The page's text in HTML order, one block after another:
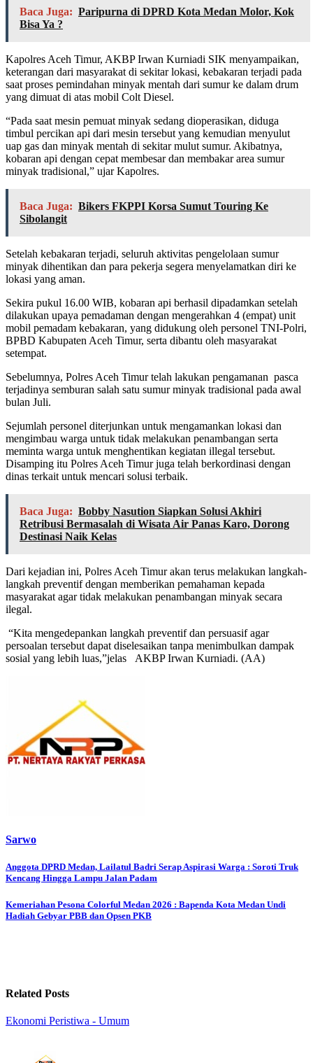
Baca Juga: Paripurna di DPRD Kota Medan Molor, Kok
Bisa Ya ?
Kapolres Aceh Timur, AKBP Irwan Kurniadi SIK menyampaikan,
keterangan dari masyarakat di sekitar lokasi, kebakaran terjadi pada
saat proses pemindahan minyak mentah dari sumur ke dalam drum
yang dimuat di atas mobil Colt Diesel.
“Pada saat mesin pemuat minyak sedang dioperasikan, diduga
timbul percikan api dari mesin tersebut yang kemudian menyulut
uap gas dan minyak mentah di sekitar mulut sumur. Akibatnya,
kobaran api dengan cepat membesar dan membakar area sumur
minyak tradisional,” ujar Kapolres.
Baca Juga: Bikers FKPPI Korsa Sumut Touring Ke
Sibolangit
Setelah kebakaran terjadi, seluruh aktivitas pengelolaan sumur
minyak dihentikan dan para pekerja segera menyelamatkan diri ke
lokasi yang aman.
Sekira pukul 16.00 WIB, kobaran api berhasil dipadamkan setelah
dilakukan upaya pemadaman dengan mengerahkan 4 (empat) unit
mobil pemadam kebakaran, yang didukung oleh personel TNI-Polri,
BPBD Kabupaten Aceh Timur, serta dibantu oleh masyarakat
setempat.
Sebelumnya, Polres Aceh Timur telah lakukan pengamanan pasca
terjadinya semburan salah satu sumur minyak tradisional pada awal
bulan Juli.
Sejumlah personel diterjunkan untuk mengamankan lokasi dan
mengimbau warga untuk tidak melakukan penambangan serta
meminta warga untuk menghentikan kegiatan illegal tersebut.
Disamping itu Polres Aceh Timur juga telah berkordinasi dengan
dinas terkait untuk mencari solusi terbaik.
Baca Juga: Bobby Nasution Siapkan Solusi Akhiri
Retribusi Bermasalah di Wisata Air Panas Karo, Dorong
Destinasi Naik Kelas
Dari kejadian ini, Polres Aceh Timur akan terus melakukan langkah-
langkah preventif dengan memberikan pemahaman kepada
masyarakat agar tidak melakukan penambangan minyak secara
ilegal.
“Kita mengedepankan langkah preventif dan persuasif agar
persoalan tersebut dapat diselesaikan tanpa menimbulkan dampak
sosial yang lebih luas,”jelas AKBP Irwan Kurniadi. (AA)
Sarwo
Post
navigation
Anggota DPRD Medan, Lailatul Badri Serap Aspirasi Warga : Soroti Truk
Kencang Hingga Lampu Jalan Padam
Kemeriahan Pesona Colorful Medan 2026 : Bapenda Kota Medan Undi
Hadiah Gebyar PBB dan Opsen PKB
Related Posts
Ekonomi Peristiwa - Umum